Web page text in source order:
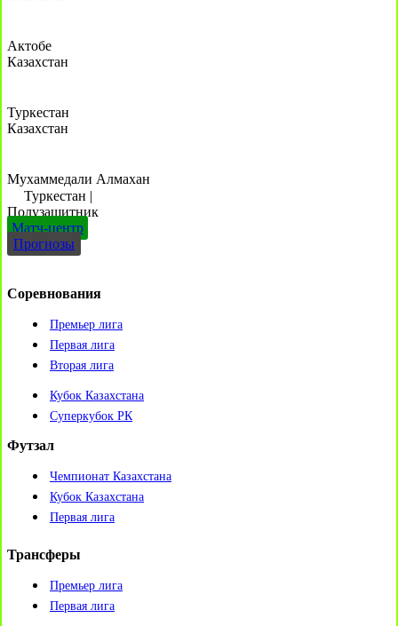
Актобе
Казахстан
Туркестан
Казахстан
Мухаммедали Алмахан
Туркестан |
Полузащитник
Матч-центр
Прогнозы
Соревнования
Премьер лига
Первая лига
Вторая лига
Кубок Казахстана
Суперкубок РК
Футзал
Чемпионат Казахстана
Кубок Казахстана
Первая лига
Трансферы
Премьер лига
Первая лига